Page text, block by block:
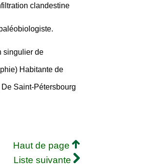
clandestine
singulier de
Habitante de
De Saint-Pétersbourg
Haut de page
Liste suivante